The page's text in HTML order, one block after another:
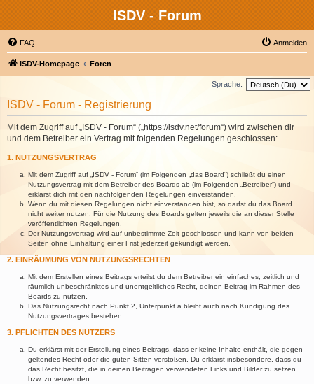
ISDV - Forum
FAQ Anmelden
ISDV-Homepage Foren
Sprache:
ISDV - Forum - Registrierung
Mit dem Zugriff auf „ISDV - Forum“ („https://isdv.net/forum“) wird zwischen dir
und dem Betreiber ein Vertrag mit folgenden Regelungen geschlossen:
1. NUTZUNGSVERTRAG
Mit dem Zugriff auf „ISDV - Forum“ (im Folgenden „das Board“) schließt du einen
Nutzungsvertrag mit dem Betreiber des Boards ab (im Folgenden „Betreiber“) und
erklärst dich mit den nachfolgenden Regelungen einverstanden.
Wenn du mit diesen Regelungen nicht einverstanden bist, so darfst du das Board
nicht weiter nutzen. Für die Nutzung des Boards gelten jeweils die an dieser Stelle
veröffentlichten Regelungen.
Der Nutzungsvertrag wird auf unbestimmte Zeit geschlossen und kann von beiden
Seiten ohne Einhaltung einer Frist jederzeit gekündigt werden.
2. EINRÄUMUNG VON NUTZUNGSRECHTEN
Mit dem Erstellen eines Beitrags erteilst du dem Betreiber ein einfaches, zeitlich und
räumlich unbeschränktes und unentgeltliches Recht, deinen Beitrag im Rahmen des
Boards zu nutzen.
Das Nutzungsrecht nach Punkt 2, Unterpunkt a bleibt auch nach Kündigung des
Nutzungsvertrages bestehen.
3. PFLICHTEN DES NUTZERS
Du erklärst mit der Erstellung eines Beitrags, dass er keine Inhalte enthält, die gegen
geltendes Recht oder die guten Sitten verstoßen. Du erklärst insbesondere, dass du
das Recht besitzt, die in deinen Beiträgen verwendeten Links und Bilder zu setzen
bzw. zu verwenden.